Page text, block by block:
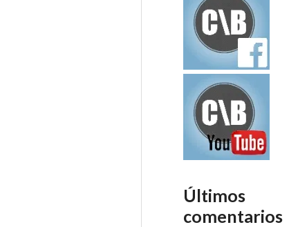
Últimos
comentarios